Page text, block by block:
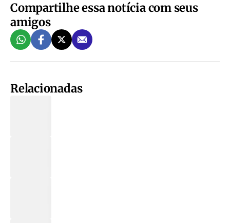
Compartilhe essa notícia com seus
amigos
Relacionadas